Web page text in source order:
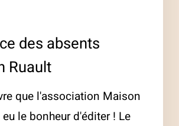
des absents
Ruault
que l'association Maison
le bonheur d'éditer ! Le